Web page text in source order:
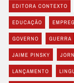
EDITORA CONTEXTO
EDUCAÇÃO
GOVERNO GUERRA
JAIME PINSKY
LANÇAMENTO